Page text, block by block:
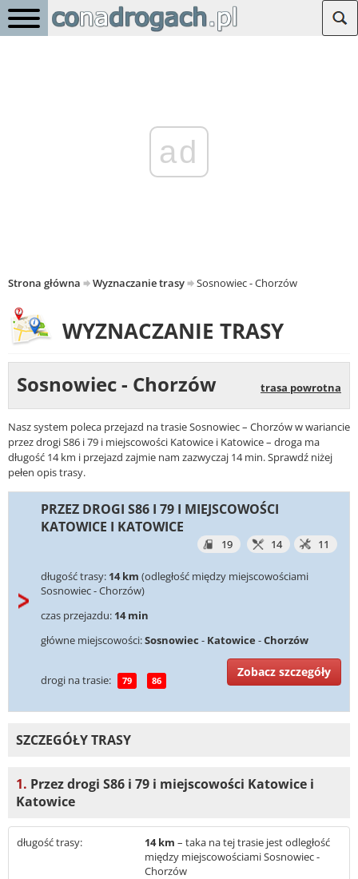
ad
Strona główna Wyznaczanie trasy Sosnowiec - Chorzów
WYZNACZANIE TRASY
Sosnowiec - Chorzów trasa powrotna
Nasz system poleca przejazd na trasie Sosnowiec – Chorzów w wariancie
przez drogi S86 i 79 i miejscowości Katowice i Katowice – droga ma
długość 14 km i przejazd zajmie nam zazwyczaj 14 min. Sprawdź niżej
pełen opis trasy.
PRZEZ DROGI S86 I 79 I MIEJSCOWOŚCI
KATOWICE I KATOWICE
19 14 11
długość trasy: 14 km (odległość między miejscowościami
Sosnowiec - Chorzów)
czas przejazdu: 14 min
główne miejscowości:Sosnowiec - Katowice -Chorzów
drogi na trasie: 79 86
Zobacz szczegóły
SZCZEGÓŁY TRASY
1. Przez drogi S86 i 79 i miejscowości Katowice i
Katowice
długość trasy: 14 km – taka na tej trasie jest odległość
między miejscowościami Sosnowiec -
Chorzów